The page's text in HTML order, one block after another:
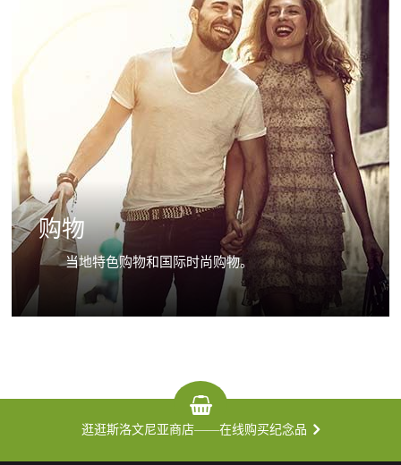
购物
当地特色购物和国际时尚购物。
逛逛斯洛文尼亚商店——在线购买纪念品